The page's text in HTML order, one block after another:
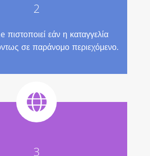
2
πιστοποιεί εάν η καταγγελία
σε παράνομο περιεχόμενο.
3